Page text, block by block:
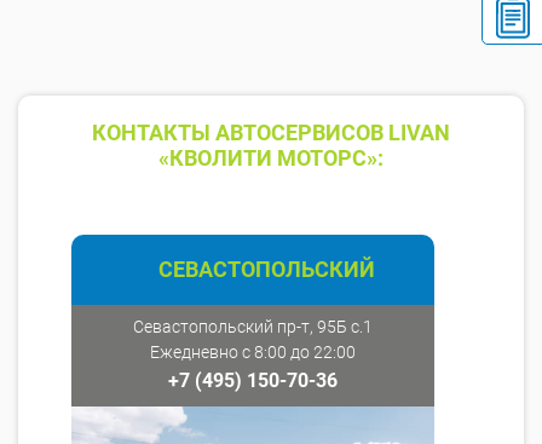
КОНТАКТЫ АВТОСЕРВИСОВ LIVAN
«КВОЛИТИ МОТОРС»:
СЕВАСТОПОЛЬСКИЙ
Севастопольский пр-т, 95Б с.1
Ежедневно с 8:00 до 22:00
+7 (495) 150-70-36